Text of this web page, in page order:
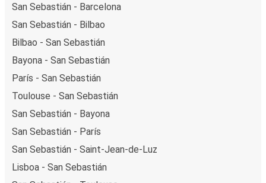
San Sebastián - Barcelona
San Sebastián - Bilbao
Bilbao - San Sebastián
Bayona - San Sebastián
París - San Sebastián
Toulouse - San Sebastián
San Sebastián - Bayona
San Sebastián - París
San Sebastián - Saint-Jean-de-Luz
Lisboa - San Sebastián